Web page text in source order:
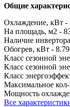
Общие
Охлаждение, кВт -
На площадь, м2 -
Наличие
Обогрев, кВт -
Класс сезонной
Класс сезонной
Класс
Максимальное
Мощность
Все